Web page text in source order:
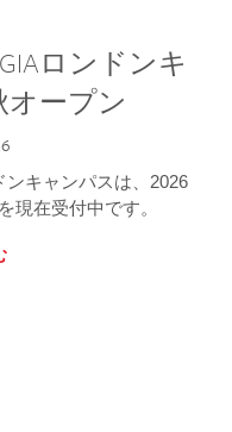
ロンドンキ
ープン
キャンパスは、2026
現在受付中です。